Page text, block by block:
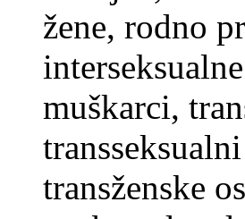
žene, rodno
muškarci,
transženske